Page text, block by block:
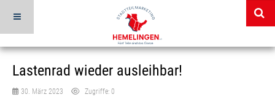
Lastenrad wieder ausleihbar!
30. März 2023 Zugriffe: 0